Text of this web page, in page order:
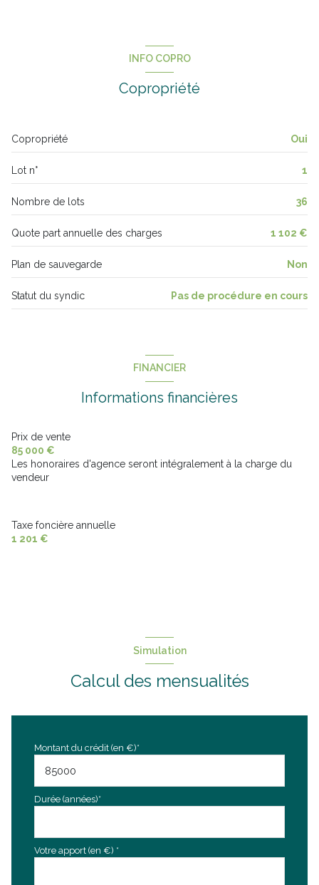
4ème étage
4 étage(s)
cave
balcon
INFO COPRO
Copropriété
Copropriété Oui
Lot n° 1
Nombre de lots 36
Quote part annuelle des charges 1 102 €
Plan de sauvegarde Non
Statut du syndic Pas de procédure en cours
FINANCIER
Informations financières
Prix de vente
85 000 €
Les honoraires d'agence seront intégralement à la charge du
vendeur
Taxe foncière annuelle
1 201 €
Simulation
Calcul des mensualités
Montant du crédit (en €)*
Durée (années)*
Votre apport (en €) *